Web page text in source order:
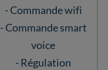
- Commande wifi
- Commande smart
voice
- Régulation